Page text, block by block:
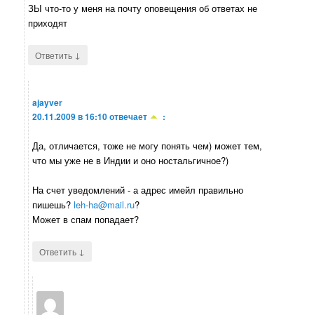
ЗЫ что-то у меня на почту оповещения об ответах не
приходят
Ответить ↓
ajayver
20.11.2009 в 16:10отвечает :
Да, отличается, тоже не могу понять чем) может тем,
что мы уже не в Индии и оно ностальгичное?)
На счет уведомлений - а адрес имейл правильно
пишешь?leh-ha@mail.ru?
Может в спам попадает?
Ответить ↓